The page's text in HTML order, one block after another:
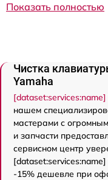
Показать полностью
Чистка
Yamaha
нашем
мастерами с
и запчасти
сервисном центр
-15% дешевле при